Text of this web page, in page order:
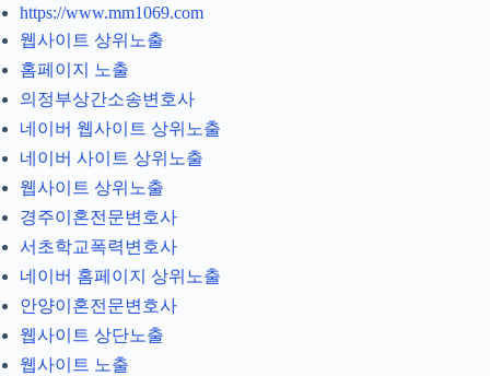
https://www.mm1069.com
웹사이트 상위노출
홈페이지 노출
의정부상간소송변호사
네이버 웹사이트 상위노출
네이버 사이트 상위노출
웹사이트 상위노출
경주이혼전문변호사
서초학교폭력변호사
네이버 홈페이지 상위노출
안양이혼전문변호사
웹사이트 상단노출
웹사이트 노출